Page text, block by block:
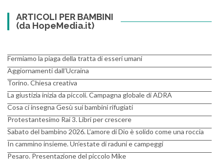
ARTICOLI PER BAMBINI
(da HopeMedia.it)
Fermiamo la piaga della tratta di esseri umani
Aggiornamenti dall’Ucraina
Torino. Chiesa creativa
La giustizia inizia da piccoli. Campagna globale di ADRA
Cosa ci insegna Gesù sui bambini rifugiati
Protestantesimo Rai 3. Libri per crescere
Sabato del bambino 2026. L’amore di Dio è solido come una roccia
In cammino insieme. Un’estate di raduni e campeggi
Pesaro. Presentazione del piccolo Mike